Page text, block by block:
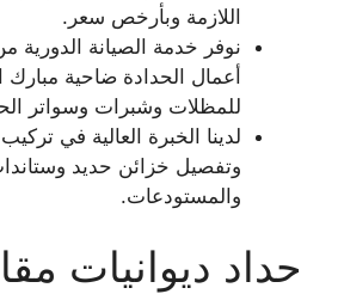
اللازمة وبأرخص سعر.
نوفر خدمة الصيانة الدورية
أعمال الحدادة ضاحية مبارك
للمظلات وشبرات وسواتر
لدينا الخبرة العالية في
وتفصيل خزائن حديد
والمستودعات.
حداد ديوانيات